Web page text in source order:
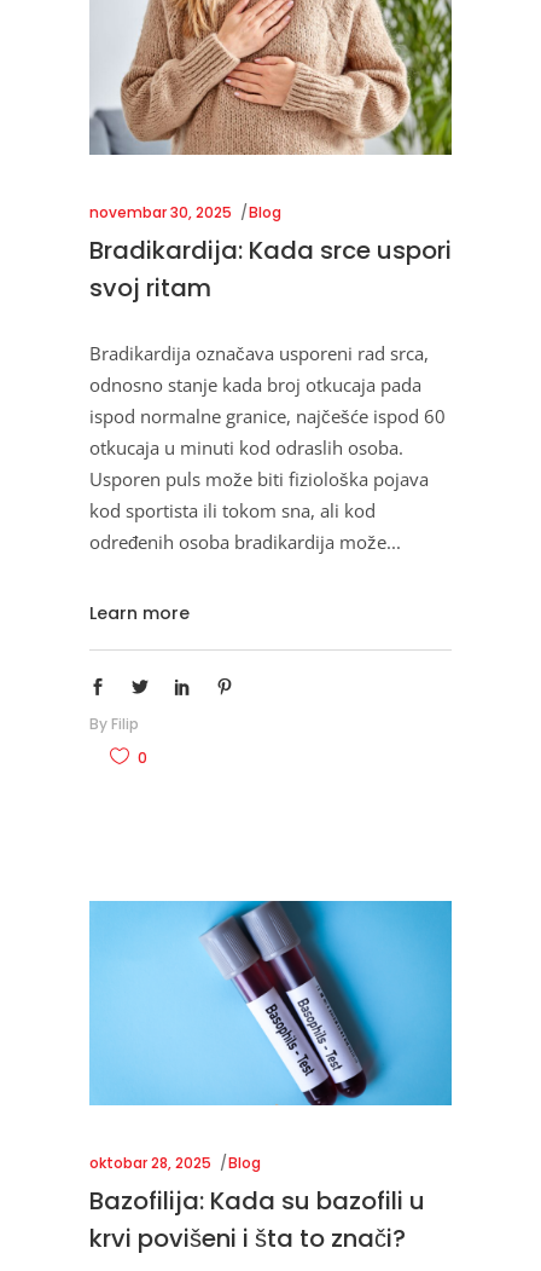
novembar 30, 2025 Blog
Bradikardija: Kada srce uspori
svoj ritam
Bradikardija označava usporeni rad srca,
odnosno stanje kada broj otkucaja pada
ispod normalne granice, najčešće ispod 60
otkucaja u minuti kod odraslih osoba.
Usporen puls može biti fiziološka pojava
kod sportista ili tokom sna, ali kod
određenih osoba bradikardija može
Learn more
By Filip
0
oktobar 28, 2025 Blog
Bazofilija: Kada su bazofili u
krvi povišeni i šta to znači?